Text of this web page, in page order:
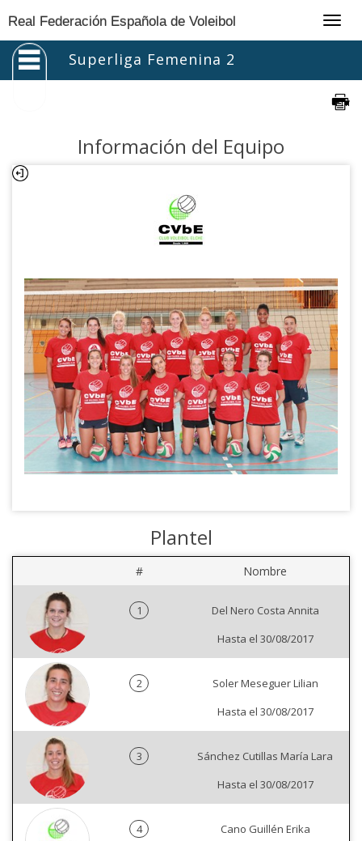
Real Federación Española de Voleibol
Superliga Femenina 2
Información del Equipo
Plantel
# Nombre
1
Del Nero Costa Annita
Hasta el 30/08/2017
2
Soler Meseguer Lilian
Hasta el 30/08/2017
3
Sánchez Cutillas María Lara
Hasta el 30/08/2017
4
Cano Guillén Erika